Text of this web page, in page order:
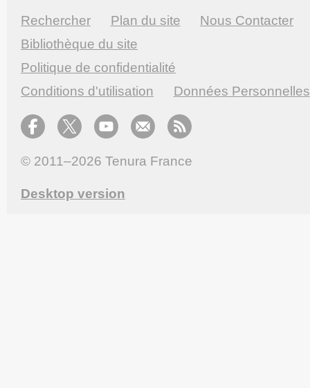
Rechercher Plan du site
Nous Contacter
Bibliothèque du site
Politique de confidentialité
Conditions d'utilisation
Données Personnelles
© 2011–2026 Tenura France
Desktop version